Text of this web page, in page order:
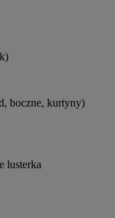
boczne, kurtyny)
lusterka